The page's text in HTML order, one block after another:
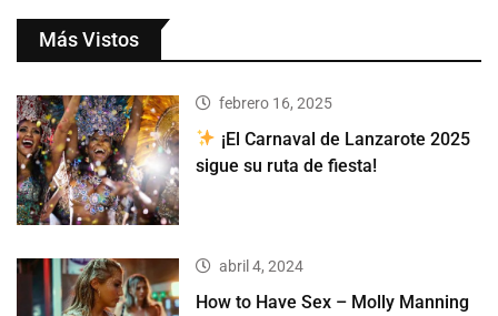
Más Vistos
febrero 16, 2025
¡El Carnaval de Lanzarote 2025
sigue su ruta de fiesta!
abril 4, 2024
How to Have Sex – Molly Manning